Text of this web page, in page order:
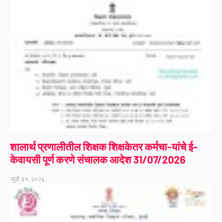
शालार्थ प्रणालीतील शिक्षक शिक्षकेतर कर्मचा-यांचे ई-
केवायसी पूर्ण करणे संचालक आदेश 31/07/2026
जुलै ३१, २०२६